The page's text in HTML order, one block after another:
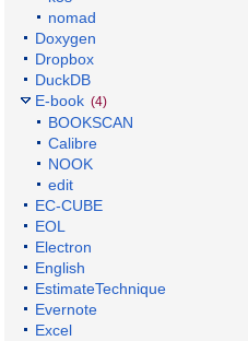
nomad
Doxygen
Dropbox
DuckDB
E-book (4)
BOOKSCAN
Calibre
NOOK
edit
EC-CUBE
EOL
Electron
English
EstimateTechnique
Evernote
Excel